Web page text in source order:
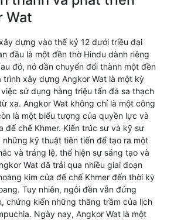
Wat
dựng vào thế kỷ 12 dưới triều đại
đầu là một đền thờ Hindu dành riêng
đó, nó dần chuyển đổi thành một đền
trình xây dựng Angkor Wat là một kỳ
sử dụng hàng triệu tấn đá sa thạch
xa. Angkor Wat không chỉ là một công
là một biểu tượng của quyền lực và
đế chế Khmer. Kiến trúc sư và kỹ sư
những kỹ thuật tiên tiến để tạo ra một
và tráng lệ, thể hiện sự sáng tạo và
Wat đã trải qua nhiều giai đoạn
kim của đế chế Khmer đến thời kỳ
Tuy nhiên, ngôi đền vẫn đứng
chứng kiến những thăng trầm của lịch
Ngày nay, Angkor Wat là một